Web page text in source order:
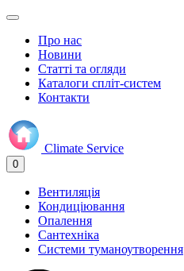
Про нас
Новини
Статті та огляди
Каталоги спліт-систем
Контакти
Climate Service
0
Вентиляція
Кондиціювання
Опалення
Сантехніка
Системи туманоутворення